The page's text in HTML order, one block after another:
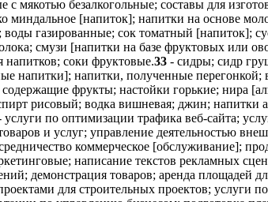
мякотью безалкогольные; составы для
миндальное [напиток]; напитки на основе
газированные; сок томатный [напиток];
смузи [напитки на базе фруктовых или
напитков; соки фруктовые.33 - сидры; сидр
напитки]; напитки, полученные перегонкой;
фрукты; настойки горькие; нира
рисовый; водка вишневая; джин; напитки
услуги по оптимизации трафика веб-сайта;
и услуг; управление деятельностью
коммерческое [обслуживание];
написание текстов рекламных
демонстрация товаров; аренда площадей
для строительных проектов;